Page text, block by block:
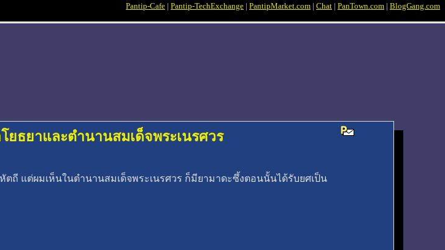
Pantip-Cafe | Pantip-TechExchange | PantipMarket.com | Chat | PanTown.com | BlogGang.com
ยธยาและตำนานสมเด็จพระเนรศวร
ถี แต่ผมเห็นในตำนานสมเด็จพระเนรศวร ก็มียามาดะซึ้งตอนนั้นได้รับยศเป็น